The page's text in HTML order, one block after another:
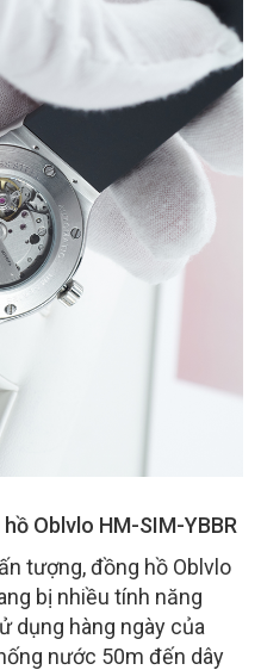
Oblvlo HM-SIM-YBBR
tượng, đồng hồ Oblvlo
bị nhiều tính năng
dụng hàng ngày của
nước 50m đến dây